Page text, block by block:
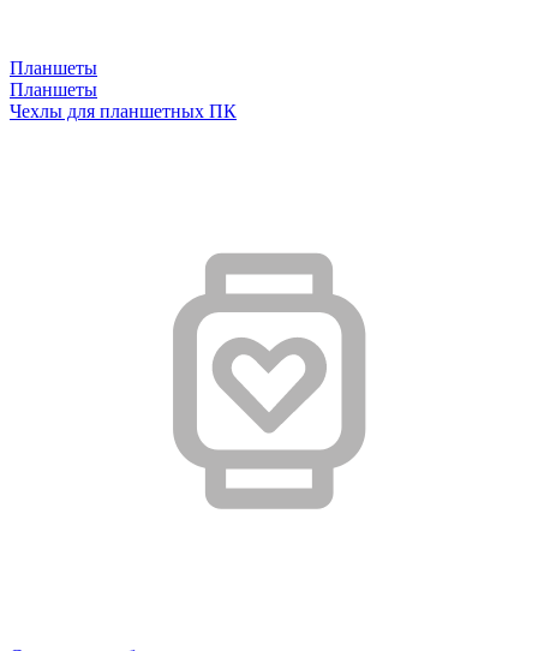
Планшеты
Планшеты
Чехлы для планшетных ПК